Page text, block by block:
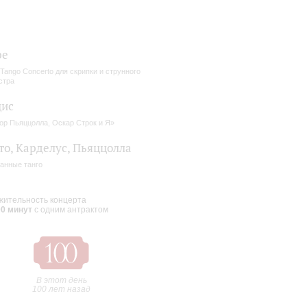
Concerto для скрипки и струнного
Пьяццолла, Оскар Строк и Я»
Карделус, Пьяццолла
танго
концерта
минут с одним антрактом
В этот день
100 лет назад